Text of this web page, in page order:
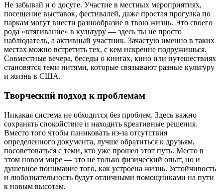
Не забывай и о досуге. Участие в местных мероприятиях,
посещение выставок, фестивалей, даже простая прогулка по
паркам могут внести разнообразие в твою жизнь. Это своего
рода «втягивание» в культуру — здесь ты не просто
наблюдатель, а активный участник. Зачастую именно в таких
местах можно встретить тех, с кем искренне подружишься.
Совместные вечера, беседы о книгах, кино или путешествиях
становятся теми нитями, которые связывают разные культуру
и жизнь в США.
Творческий подход к проблемам
Никакая система не обходится без проблем. Здесь важно
сохранять спокойствие и находить креативные решения.
Вместо того чтобы паниковать из-за отсутствия
определенного документа, лучше обратиться к друзьям,
посоветоваться с теми, кто уже прошел этот путь. Место в
этом новом мире — это не только физический опыт, но и
душевное понимание того, как устроена жизнь. Устойчивость
и любознательность будут отличными помощниками на пути
к новым высотам.